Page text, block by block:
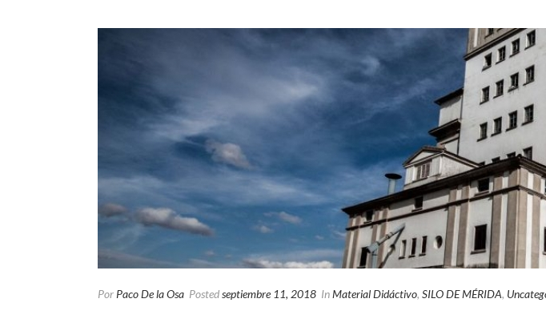
Por Paco De la Osa Postedseptiembre 11, 2018 InMaterial Didáctivo, SILO DE MÉRIDA,